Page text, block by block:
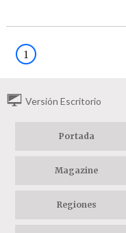
1
Versión Escritorio
Portada
Magazine
Regiones